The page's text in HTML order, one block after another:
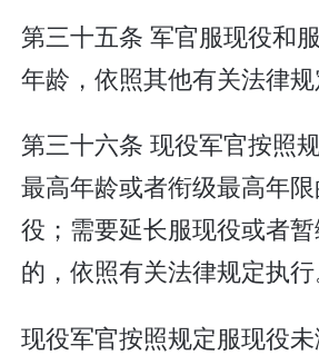
第三十五条 军官服现役和
年龄，依照其他有关法律规
第三十六条 现役军官按照
最高年龄或者衔级最高年
役；需要延长服现役或者
的，依照有关法律规定执行
现役军官按照规定服现役